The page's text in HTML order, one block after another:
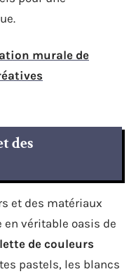
murale de
des
et des matériaux
véritable oasis de
de couleurs
pastels, les blancs